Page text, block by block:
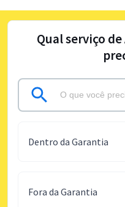
Qual serviço
Dentro da Garantia
Fora da Garantia